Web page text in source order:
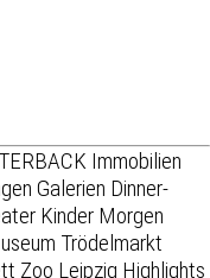
Immobilien
Galerien Dinner-
Kinder Morgen
Trödelmarkt
Zoo Leipzig Highlights